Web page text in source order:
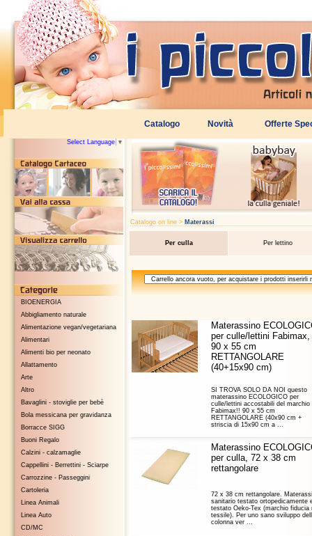
Select Language ▼
BIOENERGIA
Abbigliamento naturale
Alimentazione vegan/vegetariana
Alimentari
Alimenti bio per neonato
Allattamento
Arte
Altro
Bavaglini - stoviglie per bebè
Bola messicana per gravidanza
Borracce SIGG
Buoni Regalo
Calzini - calzamaglie
Cappellini - Berrettini - Sciarpe
Carrozzine - Passeggini
Cartoleria
Linea Animali
Linea Auto
CD/MC
Catalogo on line > Materassi
Per culla Per lettino
Materassino
per culle/lettini Fabimax,
90 x 55 cm
RETTANGOLARE
(40+15x90 cm)
SI TROVA SOLO DA NOI questo
materassino ECOLOGICO per
culle/lettini accostabili del marchio
Fabimax!! 90 x 55 cm
RETTANGOLARE (40x90 cm +
striscia di 15x90 cm a ...
Materassino
per culla, 72 x 38 cm
rettangolare
72 x 38 cm rettangolare.
sanitario testato ortopedicamente
testato Oeko-Tex (marchio fiducia
tessile). Per uno sano sviluppo
colonna ver ...